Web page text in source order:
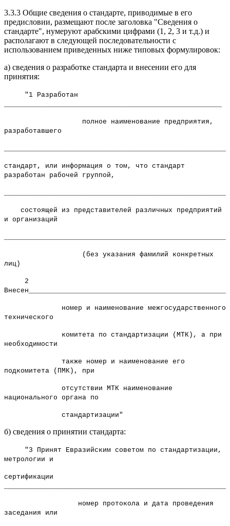
3.3.3 Общие сведения о стандарте, приводимые в его
предисловии, размещают после заголовка "Сведения о
стандарте", нумеруют арабскими цифрами (1, 2, 3 и т.д.) и
располагают в следующей последовательности с
использованием приведенных ниже типовых формулировок:
а) сведения о разработке стандарта и внесении его для
принятия:
"1 Разработан
полное наименование предприятия,
разработавшего
стандарт, или информация о том, что стандарт
разработан рабочей группой,
состоящей из представителей различных предприятий
и организаций
(без указания фамилий конкретных
лиц)
2
номер и наименование межгосударственного
технического
комитета по стандартизации (МТК), а при
необходимости
также номер и наименование его
подкомитета (ПМК), при
отсутствии МТК наименование
национального органа по
стандартизации"
б) сведения о принятии стандарта:
"3 Принят Евразийским советом по стандартизации,
метрологии и
сертификации
номер протокола и дата проведения
заседания или